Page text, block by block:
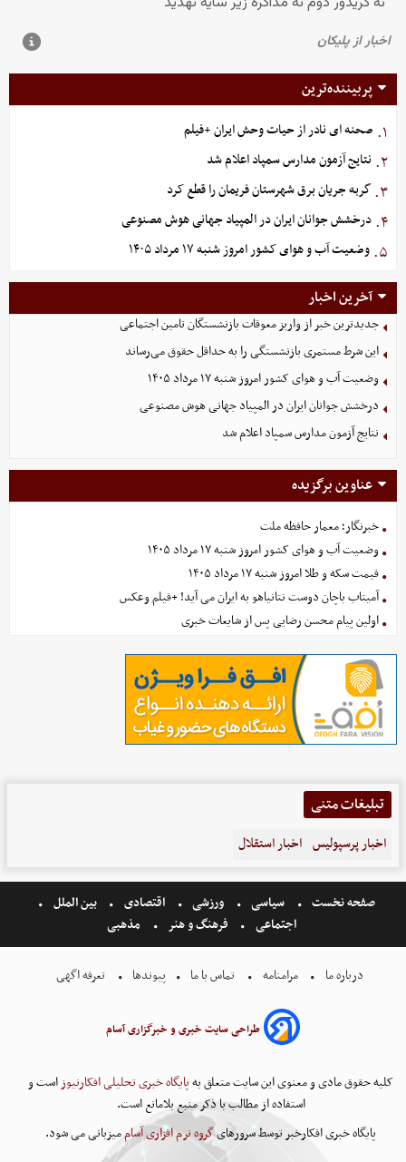
پربیننده‌ترین
۱. صحنه ای نادر از حیات وحش ایران +فیلم
۲. نتایج آزمون مدارس سمپاد اعلام شد
۳. گربه جریان برق شهرستان فریمان را قطع کرد
۴. درخشش جوانان ایران در المپیاد جهانی هوش مصنوعی
۵. وضعیت آب و هوای کشور امروز شنبه ۱۷ مرداد ۱۴۰۵
آخرین اخبار
جدیدترین خبر از واریز معوقات بازنشستگان تامین اجتماعی
این شرط مستمری بازنشستگی را به حداقل حقوق می‌رساند
وضعیت آب و هوای کشور امروز شنبه ۱۷ مرداد ۱۴۰۵
درخشش جوانان ایران در المپیاد جهانی هوش مصنوعی
نتایج آزمون مدارس سمپاد اعلام شد
عناوین برگزیده
خبرنگار؛ معمار حافظه ملت
وضعیت آب و هوای کشور امروز شنبه ۱۷ مرداد ۱۴۰۵
قیمت سکه و طلا امروز شنبه ۱۷ مرداد ۱۴۰۵
آمیتاب باچان دوست نتانیاهو به ایران می آید! +فیلم وعکس
اولین پیام محسن رضایی پس از شایعات خبری
تبلیغات متنی
اخبار پرسپولیس اخبار استقلال
صفحه نخست سیاسی ورزشی اقتصادی
بین الملل
اجتماعی
فرهنگ و هنر مذهبی
درباره ما مرامنامه تماس با ما پیوندها تعرفه اگهی
طراحی سایت خبری و خبرگزاری آسام
کلیه حقوق مادی و معنوی این سایت متعلق بهپایگاه خبری تحلیلی افکارنیوزاست و
استفاده از مطالب با ذکر منبع بلامانع است.
پایگاه خبری افکارخبر توسط سرورهایگروه نرم افزاری آساممیزبانی می شود.